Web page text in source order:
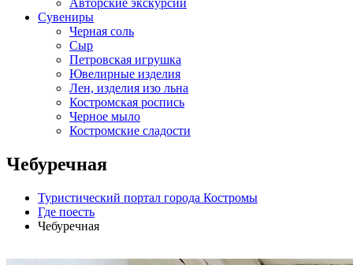
Авторские экскурсии
Сувениры
Черная соль
Сыр
Петровская игрушка
Ювелирные изделия
Лен, изделия изо льна
Костромская роспись
Черное мыло
Костромские сладости
Чебуречная
Туристический портал города Костромы
Где поесть
Чебуречная